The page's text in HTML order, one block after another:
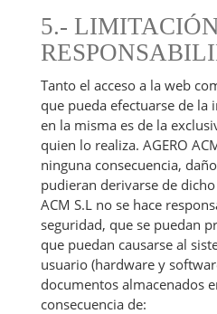
5.-
Tanto el acceso a la web
que pueda efectuarse de
en la misma es de la
quien lo realiza. AGERO
ninguna consecuencia,
pudieran derivarse de dicho
ACM S.L no se hace
seguridad, que se puedan
que puedan causarse al
usuario (hardware y
documentos almacenados
consecuencia de: